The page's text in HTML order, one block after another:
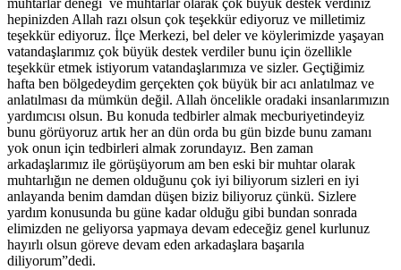
muhtarlar deneği ve muhtarlar olarak çok büyük destek verdiniz
hepinizden Allah razı olsun çok teşekkür ediyoruz ve milletimiz
teşekkür ediyoruz. İlçe Merkezi, bel deler ve köylerimizde yaşayan
vatandaşlarımız çok büyük destek verdiler bunu için özellikle
teşekkür etmek istiyorum vatandaşlarımıza ve sizler. Geçtiğimiz
hafta ben bölgedeydim gerçekten çok büyük bir acı anlatılmaz ve
anlatılması da mümkün değil. Allah öncelikle oradaki insanlarımızın
yardımcısı olsun. Bu konuda tedbirler almak mecburiyetindeyiz
bunu görüyoruz artık her an dün orda bu gün bizde bunu zamanı
yok onun için tedbirleri almak zorundayız. Ben zaman
arkadaşlarımız ile görüşüyorum am ben eski bir muhtar olarak
muhtarlığın ne demen olduğunu çok iyi biliyorum sizleri en iyi
anlayanda benim damdan düşen biziz biliyoruz çünkü. Sizlere
yardım konusunda bu güne kadar olduğu gibi bundan sonrada
elimizden ne geliyorsa yapmaya devam edeceğiz genel kurlunuz
hayırlı olsun göreve devam eden arkadaşlara başarıla
diliyorum”dedi.